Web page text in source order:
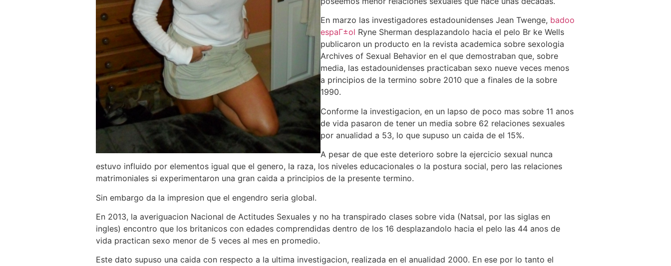
En marzo las investigadores estadounidenses Jean Twenge, badoo
espaГ±ol Ryne Sherman desplazandolo hacia el pelo Br ke Wells
publicaron un producto en la revista academica sobre sexologia
Archives of Sexual Behavior en el que demostraban que, sobre
media, las estadounidenses practicaban sexo nueve veces menos
a principios de la termino sobre 2010 que a finales de la sobre
1990.
Conforme la investigacion, en un lapso de poco mas sobre 11 anos
de vida pasaron de tener un media sobre 62 relaciones sexuales
por anualidad a 53, lo que supuso un caida de el 15%.
A pesar de que este deterioro sobre la ejercicio sexual nunca
estuvo influido por elementos igual que el genero, la raza, los niveles educacionales o la postura social, pero las relaciones
matrimoniales si experimentaron una gran caida a principios de la presente termino.
Sin embargo da la impresion que el engendro seria global.
En 2013, la averiguacion Nacional de Actitudes Sexuales y no ha transpirado clases sobre vida (Natsal, por las siglas en
ingles) encontro que los britanicos con edades comprendidas dentro de los 16 desplazandolo hacia el pelo las 44 anos de
vida practican sexo menor de 5 veces al mes en promedio.
Este dato supuso una caida con respecto a la ultima investigacion, realizada en el anualidad 2000. En ese por lo tanto el